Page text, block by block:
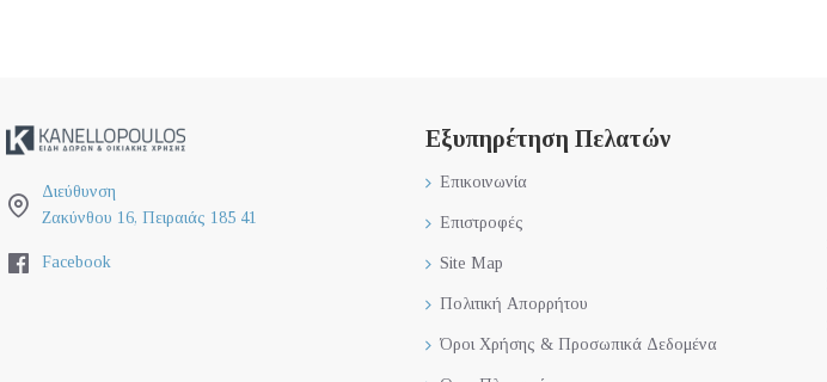
Διεύθυνση
Ζακύνθου 16, Πειραιάς 185 41
Facebook
Εξυπηρέτηση Πελατών
Επικοινωνία
Επιστροφές
Site Map
Πολιτική Απορρήτου
Όροι Χρήσης & Προσωπικά Δεδομένα